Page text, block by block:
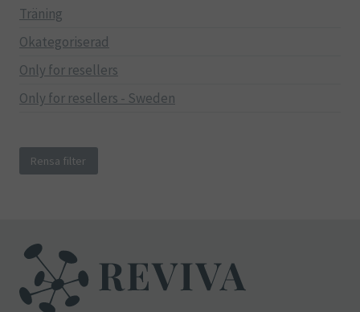
Träning
Okategoriserad
Only for resellers
Only for resellers - Sweden
Rensa filter